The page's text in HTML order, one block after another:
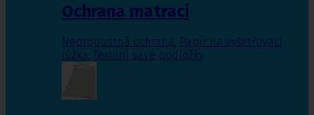
Ochrana matrací
Nepropustná ochrana, Papír na vyšetřovací
lůžka, Textilní savé podložky